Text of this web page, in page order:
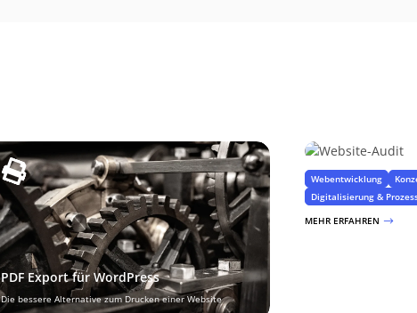
PDF Export für WordPress
Die bessere Alternative zum Drucken einer Website
Webentwicklung
Digitalisierung &
MEHR ERFAHREN $